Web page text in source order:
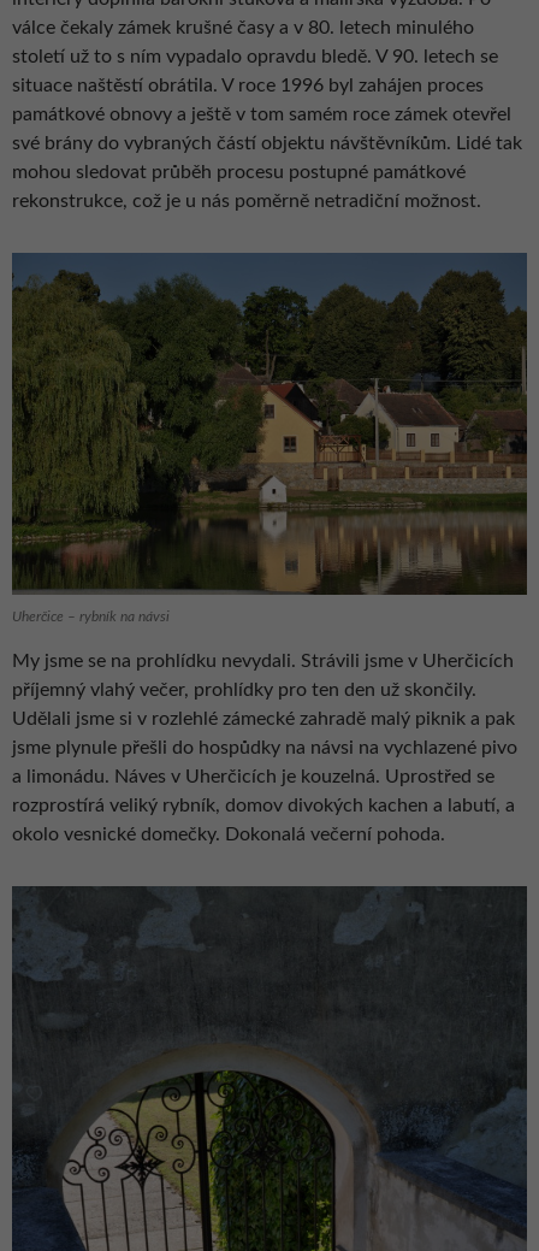
válce čekaly zámek krušné časy a v 80. letech minulého
století už to s ním vypadalo opravdu bledě. V 90. letech se
situace naštěstí obrátila. V roce 1996 byl zahájen proces
památkové obnovy a ještě v tom samém roce zámek otevřel
své brány do vybraných částí objektu návštěvníkům. Lidé tak
mohou sledovat průběh procesu postupné památkové
rekonstrukce, což je u nás poměrně netradiční možnost.
Uherčice – rybník na návsi
My jsme se na prohlídku nevydali. Strávili jsme v Uherčicích
příjemný vlahý večer, prohlídky pro ten den už skončily.
Udělali jsme si v rozlehlé zámecké zahradě malý piknik a pak
jsme plynule přešli do hospůdky na návsi na vychlazené pivo
a limonádu. Náves v Uherčicích je kouzelná. Uprostřed se
rozprostírá veliký rybník, domov divokých kachen a labutí, a
okolo vesnické domečky. Dokonalá večerní pohoda.